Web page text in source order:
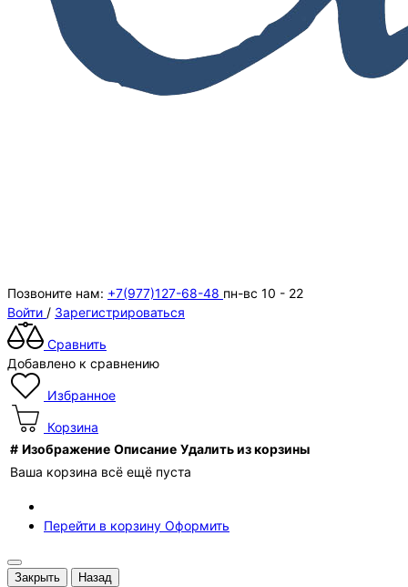
Позвоните нам: +7(977)127-68-48 пн-вс 10 - 22
Войти / Зарегистрироваться
Сравнить
Добавлено к сравнению
Избранное
Корзина
# Изображение Описание Удалить из корзины
Ваша корзина всё ещё пуста
Перейти в корзину Оформить
Закрыть Назад